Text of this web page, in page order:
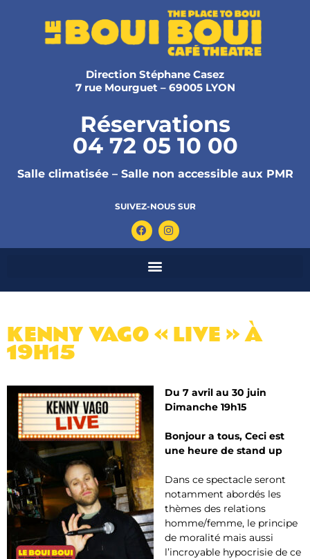
Direction Stéphane Casez
7 rue Mourguet – 69005 LYON
Réservations
04 72 05 10 00
Salle climatisée – Salle non accessible aux PMR
SUIVEZ-NOUS SUR
KENNY VAGO « LIVE » À
19H15
Du 7 avril au 30 juin
Dimanche 19h15
Bonjour a tous, Ceci est
une heure de stand up
Dans ce spectacle seront
notamment abordés les
thèmes des relations
homme/femme, le principe
de moralité mais aussi
l’incroyable hypocrisie de ce